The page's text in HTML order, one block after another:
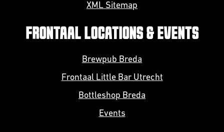
XML Sitemap
FRONTAAL LOCATIONS & EVENTS
Brewpub Breda
Frontaal Little Bar Utrecht
Bottleshop Breda
Events